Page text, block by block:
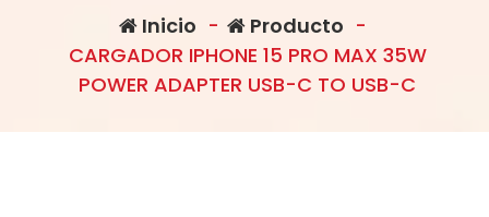
Inicio - Producto -
CARGADOR IPHONE 15 PRO MAX 35W
POWER ADAPTER USB-C TO USB-C